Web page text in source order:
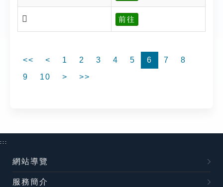
𤿵 前往
<< < 1 2 3 4 5 6 7
8
9
10 > >>
:::
網站導覽
服務簡介